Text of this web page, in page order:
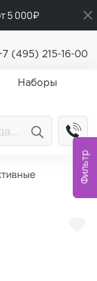
Фильтр
5 000₽
5 000₽
(495) 215-16-00
Наборы